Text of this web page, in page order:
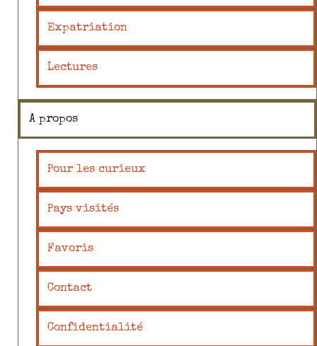
Expatriation
Lectures
A propos
Pour les curieux
Pays visités
Favoris
Contact
Confidentialité